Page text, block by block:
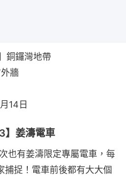
銅鑼灣地帶
牆
14日
】姜濤電車
也有姜濤限定專屬電車，每
捕捉！電車前後都有大大個